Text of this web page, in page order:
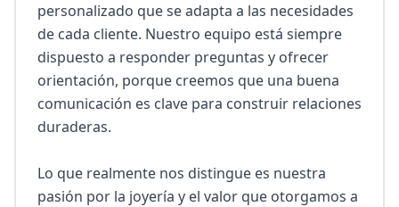
personalizado que se adapta a las necesidades
de cada cliente. Nuestro equipo está siempre
dispuesto a responder preguntas y ofrecer
orientación, porque creemos que una buena
comunicación es clave para construir relaciones
duraderas.
Lo que realmente nos distingue es nuestra
pasión por la joyería y el valor que otorgamos a